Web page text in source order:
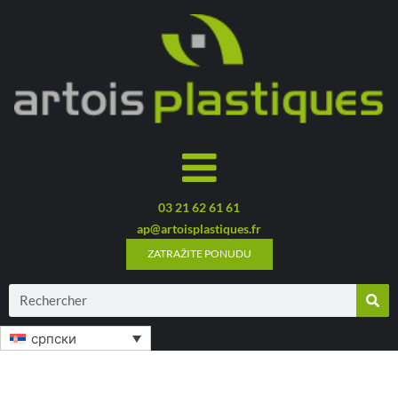
03 21 62 61 61
ap@artoisplastiques.fr
ZATRAŽITE PONUDU
српски